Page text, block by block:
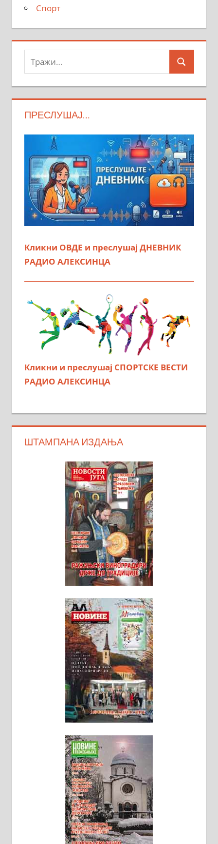
Спорт
Тражи:
Search
ПРЕСЛУШАЈ…
Кликни ОВДЕ и преслушај ДНЕВНИК
РАДИО АЛЕКСИНЦА
Кликни и преслушај СПОРТСКЕ ВЕСТИ
РАДИО АЛЕКСИНЦА
ШТАМПАНА ИЗДАЊА